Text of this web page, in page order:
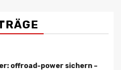
offroad-power sichern –